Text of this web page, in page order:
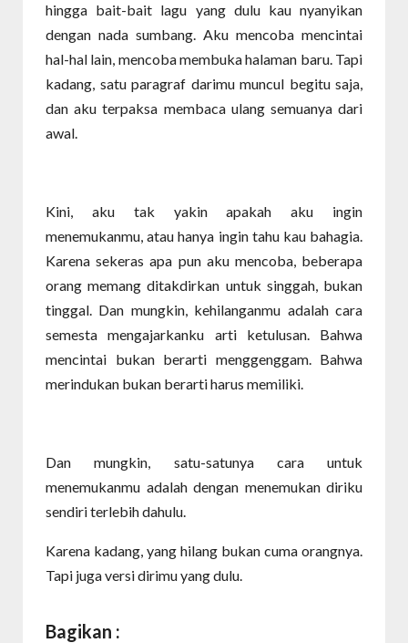
hingga bait-bait lagu yang dulu kau nyanyikan
dengan nada sumbang. Aku mencoba mencintai
hal-hal lain, mencoba membuka halaman baru. Tapi
kadang, satu paragraf darimu muncul begitu saja,
dan aku terpaksa membaca ulang semuanya dari
awal.
Kini, aku tak yakin apakah aku ingin
menemukanmu, atau hanya ingin tahu kau bahagia.
Karena sekeras apa pun aku mencoba, beberapa
orang memang ditakdirkan untuk singgah, bukan
tinggal. Dan mungkin, kehilanganmu adalah cara
semesta mengajarkanku arti ketulusan. Bahwa
mencintai bukan berarti menggenggam. Bahwa
merindukan bukan berarti harus memiliki.
Dan mungkin, satu-satunya cara untuk
menemukanmu adalah dengan menemukan diriku
sendiri terlebih dahulu.
Karena kadang, yang hilang bukan cuma orangnya.
Tapi juga versi dirimu yang dulu.
Bagikan :